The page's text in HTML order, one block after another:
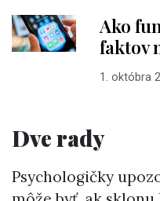
Ako
faktov
1. októbra
Dve rady
Psychologičky